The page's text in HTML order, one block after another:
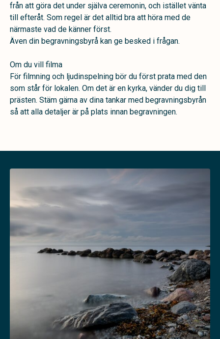
från att göra det under själva ceremonin, och istället vänta
till efteråt. Som regel är det alltid bra att höra med de
närmaste vad de känner först.
Även din begravningsbyrå kan ge besked i frågan.
Om du vill filma
För filmning och ljudinspelning bör du först prata med den
som står för lokalen. Om det är en kyrka, vänder du dig till
prästen. Stäm gärna av dina tankar med begravningsbyrån
så att alla detaljer är på plats innan begravningen.